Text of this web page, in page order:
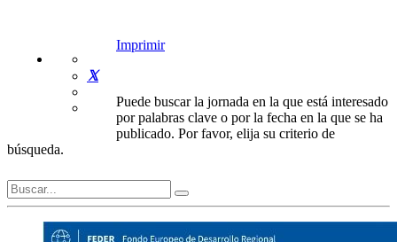
Imprimir
Puede buscar la jornada en la que está interesado
por palabras clave o por la fecha en la que se ha
publicado. Por favor, elija su criterio de
búsqueda.